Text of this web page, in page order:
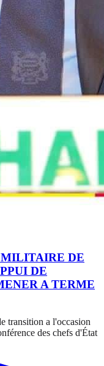
MILITAIRE DE
DE
A TERME
transition a l'occasion
des chefs d'État